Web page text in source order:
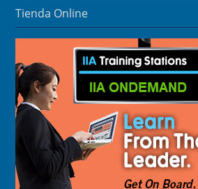
Tienda Online